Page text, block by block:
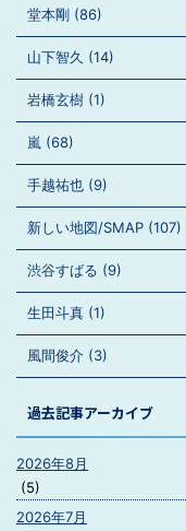
堂本剛 (86)
山下智久 (14)
岩橋玄樹 (1)
嵐 (68)
手越祐也 (9)
新しい地図/SMAP (107)
渋谷すばる (9)
生田斗真 (1)
風間俊介 (3)
過去記事アーカイブ
2026年8月
(5)
2026年7月